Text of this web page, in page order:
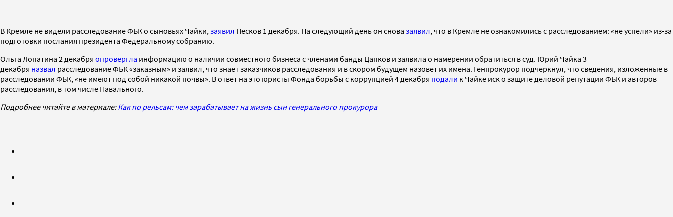
В Кремле не видели расследование ФБК о сыновьях Чайки, заявил Песков 1 декабря. На следующий день он снова заявил, что в Кремле не ознакомились с расследованием: «не успели» из-за
подготовки послания президента Федеральному собранию.
Ольга Лопатина 2 декабря опровергла информацию о наличии совместного бизнеса с членами банды Цапков и заявила о намерении обратиться в суд. Юрий Чайка 3
декабря назвал расследование ФБК «заказным» и заявил, что знает заказчиков расследования и в скором будущем назовет их имена. Генпрокурор подчеркнул, что сведения, изложенные в
расследовании ФБК, «не имеют под собой никакой почвы». В ответ на это юристы Фонда борьбы с коррупцией 4 декабря подали к Чайке иск о защите деловой репутации ФБК и авторов
расследования, в том числе Навального.
Подробнее читайте в материале:Как по рельсам: чем зарабатывает на жизнь сын генерального прокурора